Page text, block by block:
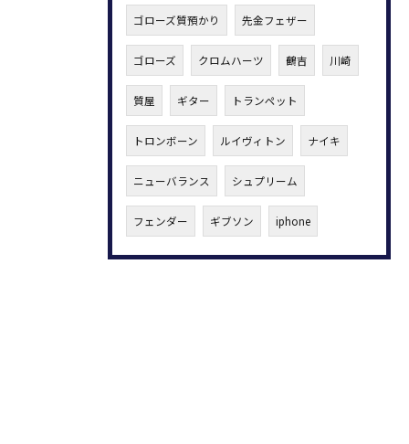
ゴローズ質預かり 先金フェザー
ゴローズ クロムハーツ 鶴吉 川崎
質屋 ギター トランペット
トロンボーン ルイヴィトン ナイキ
ニューバランス シュプリーム
フェンダー ギブソン iphone